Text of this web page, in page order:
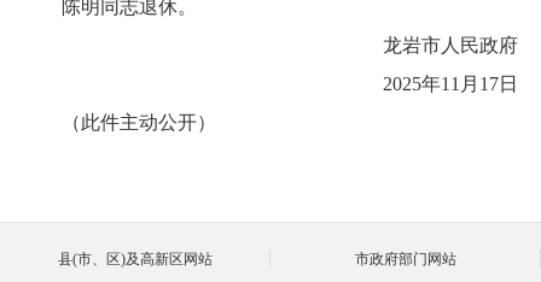
陈明同志退休。
龙岩市人民政府
2025年11月17日
（此件主动公开）
县(市、区)及高新区网站 市政府部门网站